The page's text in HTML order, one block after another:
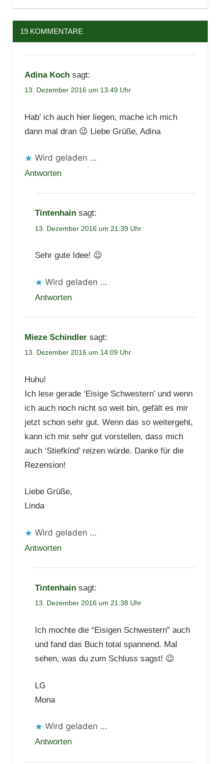
19 KOMMENTARE
Adina Koch sagt:
13. Dezember 2016 um 13:49 Uhr
Hab’ ich auch hier liegen, mache ich mich
dann mal dran 😉 Liebe Grüße, Adina
Wird geladen …
Antworten
Tintenhain sagt:
13. Dezember 2016 um 21:39 Uhr
Sehr gute Idee! 😉
Wird geladen …
Antworten
Mieze Schindler sagt:
13. Dezember 2016 um 14:09 Uhr
Huhu!
Ich lese gerade ‘Eisige Schwestern’ und wenn
ich auch noch nicht so weit bin, gefält es mir
jetzt schon sehr gut. Wenn das so weitergeht,
kann ich mir sehr gut vorstellen, dass mich
auch ‘Stiefkind’ reizen würde. Danke für die
Rezension!
Liebe Grüße,
Linda
Wird geladen …
Antworten
Tintenhain sagt:
13. Dezember 2016 um 21:38 Uhr
Ich mochte die “Eisigen Schwestern” auch
und fand das Buch total spannend. Mal
sehen, was du zum Schluss sagst! 😉
LG
Mona
Wird geladen …
Antworten